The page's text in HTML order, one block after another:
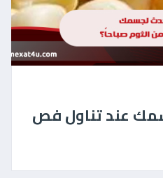
عند تناول فص